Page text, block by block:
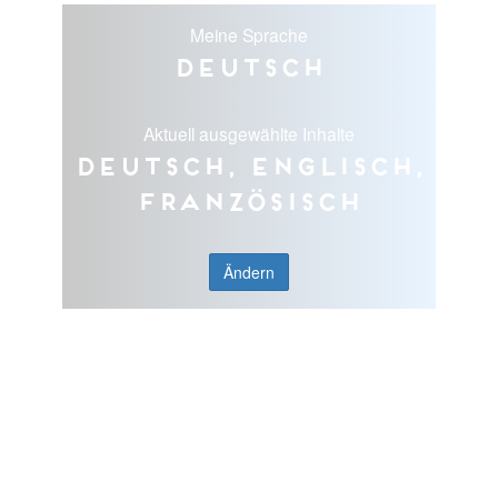
Meine Sprache
Deutsch
Aktuell ausgewählte Inhalte
Deutsch, Englisch,
Französisch
Ändern